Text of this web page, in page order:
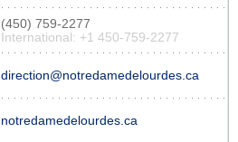
(450) 759-2277
International: +1 450-759-2277
direction@notredamedelourdes.ca
notredamedelourdes.ca